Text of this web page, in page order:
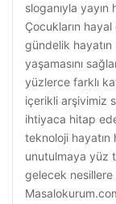
sloganıyla
Çocukların
gündelik
yaşamasını
yüzlerce farklı
içerikli arşivimiz
ihtiyaca hitap
teknoloji hayatın
unutulmaya yüz
gelecek